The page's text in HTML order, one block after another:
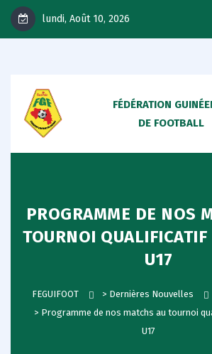
lundi, Août 10, 2026
FÉDÉRATION
DE FOOTBALL
PROGRAMME DE NOS
TOURNOI QUALIFICATIF
U17
FEGUIFOOT > Dernières Nouvelles
> Programme de nos matchs au tournoi
U17